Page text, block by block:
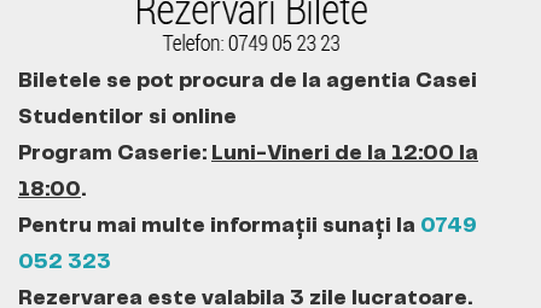
Biletele se pot procura de la agentia Casei
Studentilor si online
Program Caserie: Luni-Vineri de la 12:00 la
18:00.
Pentru mai multe informații sunați la 0749
052 323
Rezervarea este valabila 3 zile lucratoare.